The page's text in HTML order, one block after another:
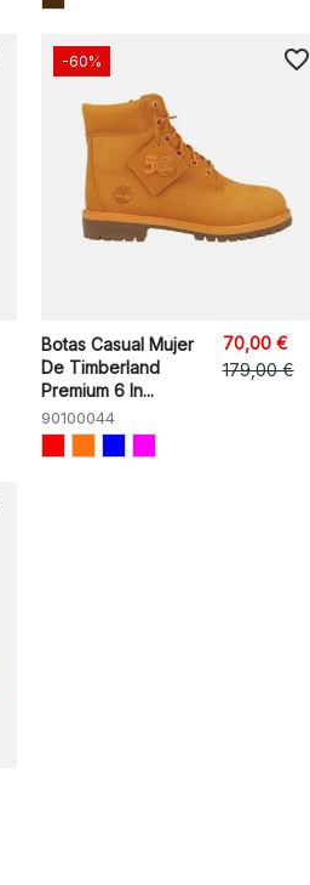
Botas Casual Mujer
De Timberland
Premium 6 In...
90100044
70,00 €
179,00 €
-60% favorite_border